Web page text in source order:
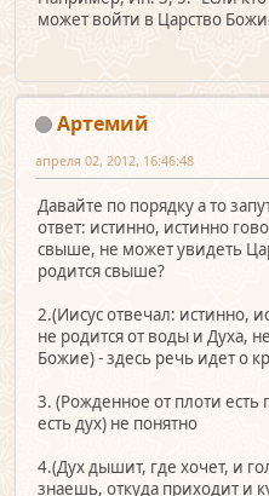
может войти в Царство
Артемий
апреля 02, 2012, 16:46:48
Давайте по порядку а то
ответ: истинно, истинно
свыше, не может увидеть
родится свыше?
2.(Иисус отвечал: истинно,
не родится от воды и Духа,
Божие) - здесь речь идет о
3. (Рожденное от плоти есть
есть дух) не понятно
4.(Дух дышит, где хочет, и
знаешь, откуда приходит и